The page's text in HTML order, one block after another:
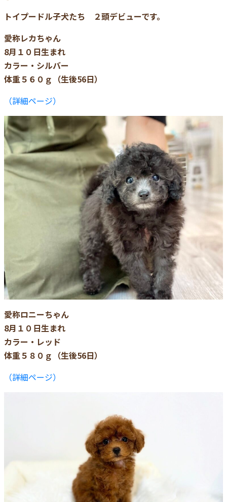
トイプードル子犬たち ２頭デビューです。
愛称レカちゃん
8月１０日生まれ
カラー・シルバー
体重５６０ｇ（生後56日）
（詳細ページ）
愛称ロニーちゃん
8月１０日生まれ
カラー・レッド
体重５８０ｇ（生後56日）
（詳細ページ）